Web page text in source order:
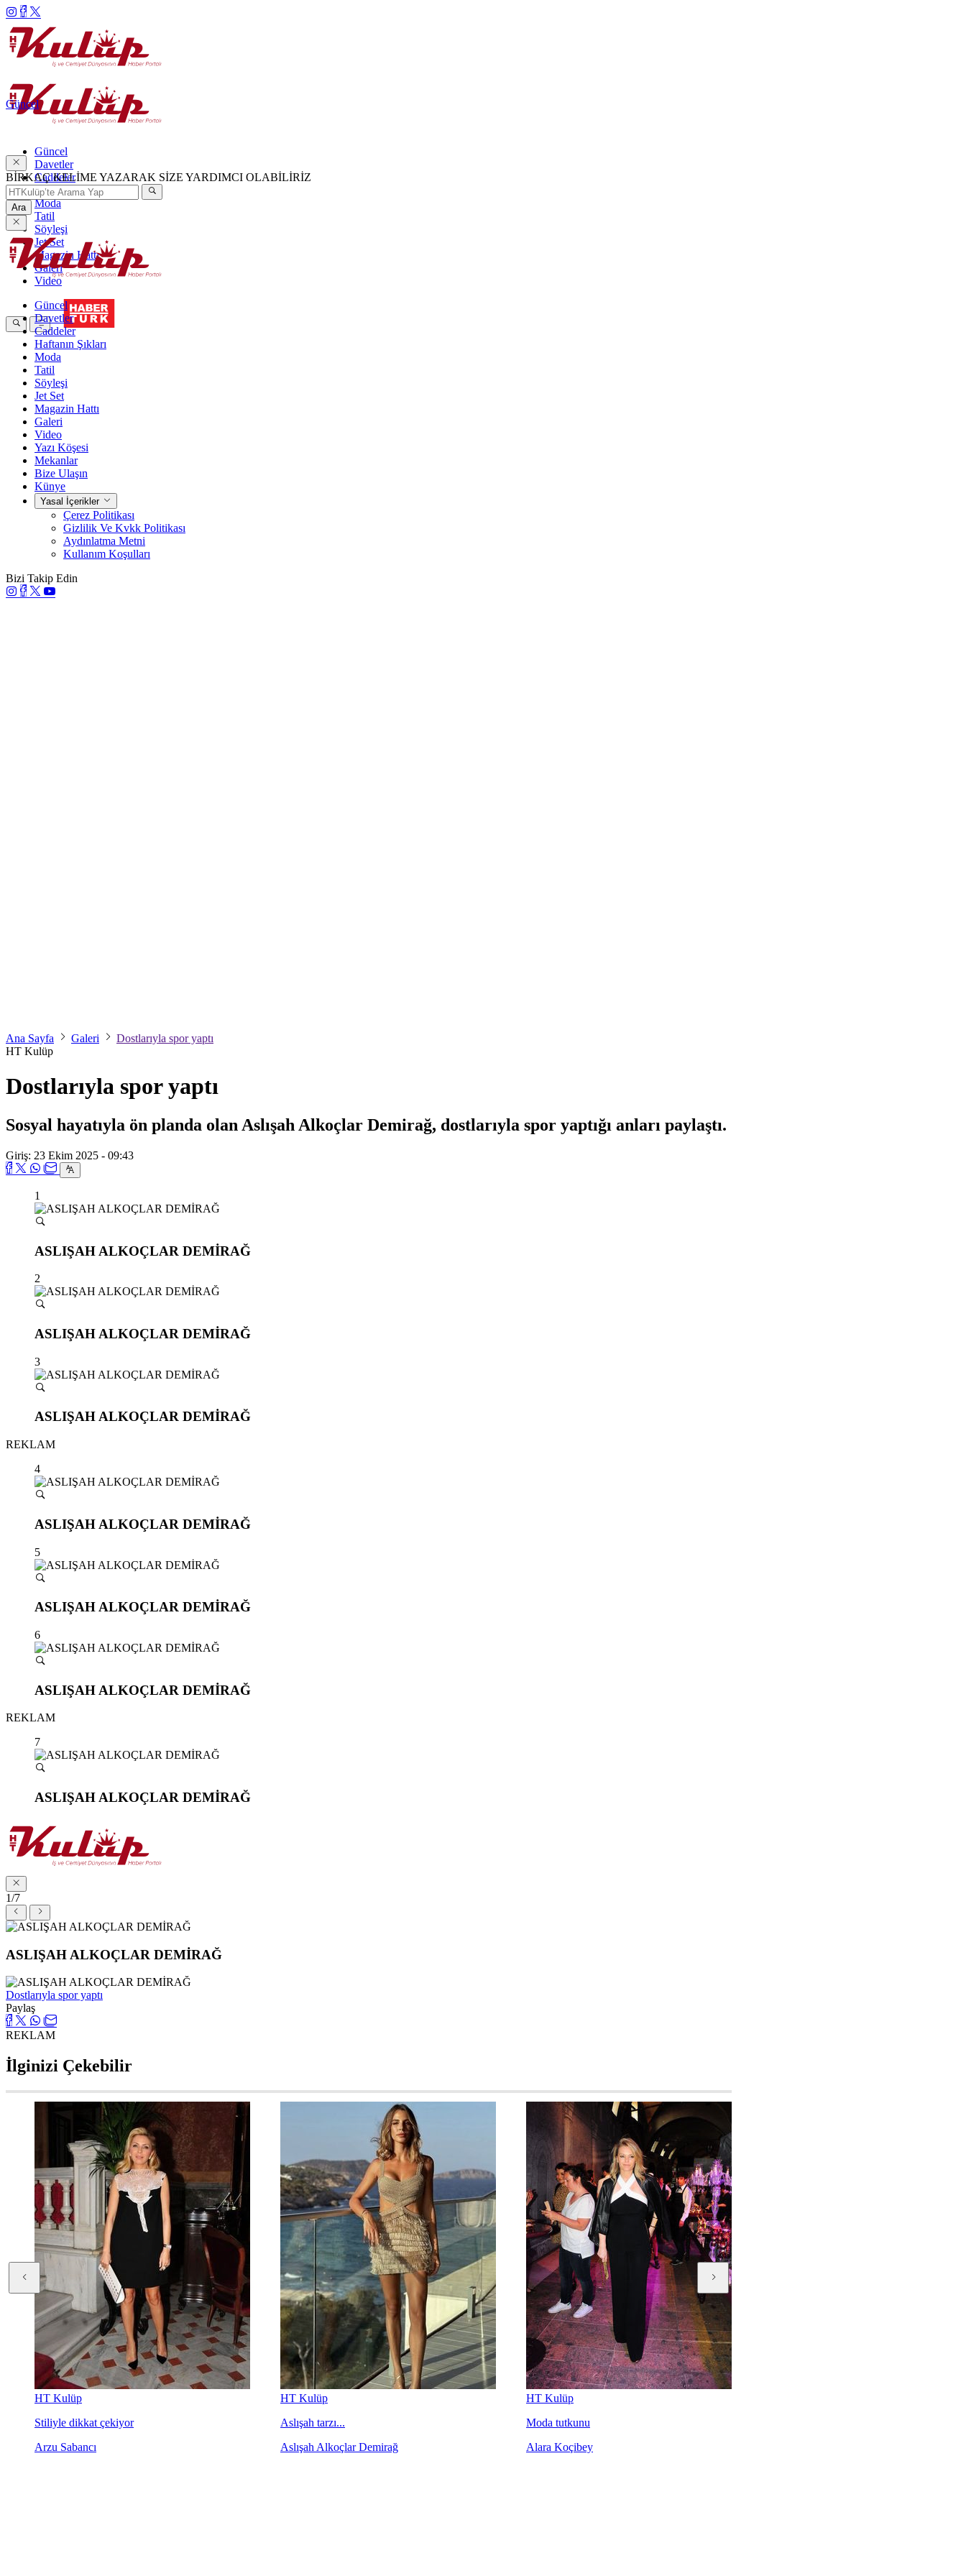
Güncel
Davetler
Caddeler
Haftanın Şıkları
Moda
Tatil
Söyleşi
Jet Set
Magazin Hattı
Galeri
Video
Güncel
BİRKAÇ KELİME YAZARAK SİZE YARDIMCI OLABİLİRİZ
Ara
Güncel
Davetler
Caddeler
Haftanın Şıkları
Moda
Tatil
Söyleşi
Jet Set
Magazin Hattı
Galeri
Video
Yazı Köşesi
Mekanlar
Bize Ulaşın
Künye
Yasal İçerikler
Çerez Politikası
Gizlilik Ve Kvkk Politikası
Aydınlatma Metni
Kullanım Koşulları
Bizi Takip Edin
Ana Sayfa Galeri
Dostlarıyla spor yaptı
HT Kulüp
Dostlarıyla spor yaptı
Sosyal hayatıyla ön planda olan Aslışah Alkoçlar Demirağ, dostlarıyla spor yaptığı anları paylaştı.
Giriş: 23 Ekim 2025 - 09:43
1
ASLIŞAH ALKOÇLAR DEMİRAĞ
2
ASLIŞAH ALKOÇLAR DEMİRAĞ
3
ASLIŞAH ALKOÇLAR DEMİRAĞ
REKLAM
4
ASLIŞAH ALKOÇLAR DEMİRAĞ
5
ASLIŞAH ALKOÇLAR DEMİRAĞ
6
ASLIŞAH ALKOÇLAR DEMİRAĞ
REKLAM
7
ASLIŞAH ALKOÇLAR DEMİRAĞ
1/7
ASLIŞAH ALKOÇLAR DEMİRAĞ
Dostlarıyla spor yaptı
Paylaş
REKLAM
İlginizi Çekebilir
HT Kulüp
Stiliyle dikkat çekiyor
Arzu Sabancı
HT Kulüp
Aslışah tarzı...
Aslışah Alkoçlar Demirağ
HT Kulüp
Moda tutkunu
Alara Koçibey